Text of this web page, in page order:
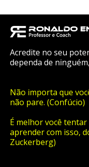
Acredite no seu
dependa de
Não importa que
não pare. (Confúcio)
É melhor você
aprender com isso,
Zuckerberg)